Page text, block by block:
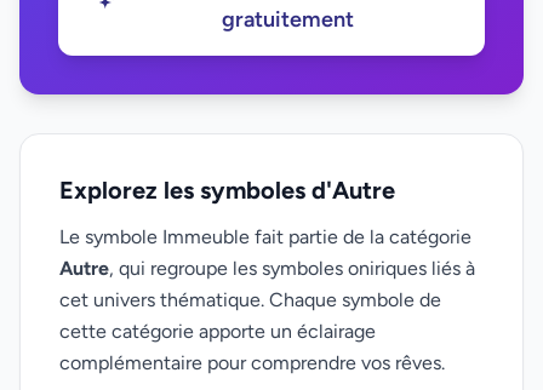
gratuitement
Explorez les symboles d'Autre
Le symbole Immeuble fait partie de la catégorie
Autre, qui regroupe les symboles oniriques liés à
cet univers thématique. Chaque symbole de
cette catégorie apporte un éclairage
complémentaire pour comprendre vos rêves.